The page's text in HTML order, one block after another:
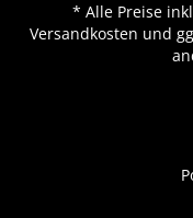
* Alle Preise
Versandkosten und